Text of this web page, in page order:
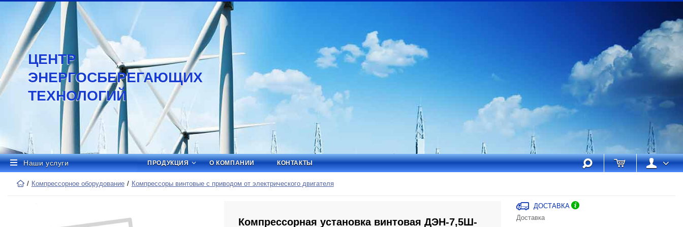
ЦЕНТР
ЭНЕРГОСБЕРЕГАЮЩИХ
ТЕХНОЛОГИЙ
Наши услуги ПРОДУКЦИЯ О КОМПАНИИ КОНТАКТЫ
Компрессорное оборудование Компрессоры винтовые с приводом от электрического двигателя
Компрессорная установка винтовая ДЭН-7,5Ш-
ДОСТАВКА
Доставка